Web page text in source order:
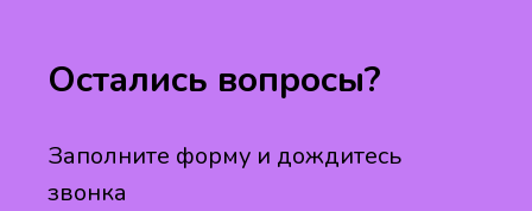
Остались вопросы?
Заполните форму и дождитесь
звонка